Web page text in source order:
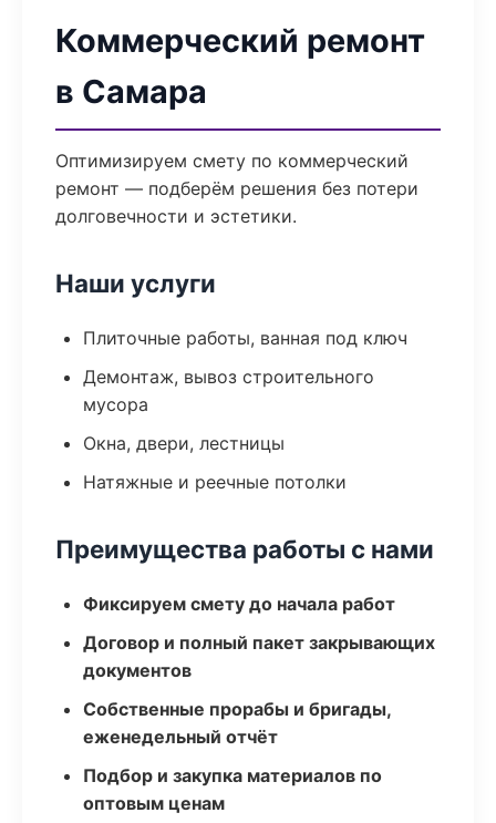
Коммерческий ремонт
в Самара
Оптимизируем смету по коммерческий
ремонт — подберём решения без потери
долговечности и эстетики.
Наши услуги
Плиточные работы, ванная под ключ
Демонтаж, вывоз строительного
мусора
Окна, двери, лестницы
Натяжные и реечные потолки
Преимущества работы с нами
Фиксируем смету до начала работ
Договор и полный пакет закрывающих
документов
Собственные прорабы и бригады,
еженедельный отчёт
Подбор и закупка материалов по
оптовым ценам